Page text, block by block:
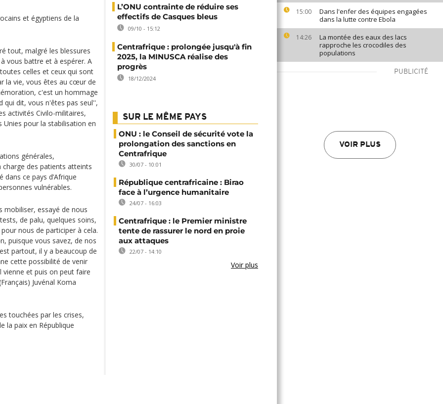
15:00
Dans l'enfer des équipes engagées
dans la lutte contre Ebola
14:26
La montée des eaux des lacs
rapproche les crocodiles des
populations
PUBLICITÉ
VOIR PLUS
et égyptiens de la
tout, malgré les blessures
vous battre et à espérer. A
celles et ceux qui sont
la vie, vous êtes au cœur de
c'est un hommage
qui dit, vous n'êtes pas seul'',
activités Civilo-militaires,
pour la stabilisation en
générales,
des patients atteints
dans ce pays d’Afrique
vulnérables.
mobiliser, essayé de nous
de palu, quelques soins,
nous de participer à cela.
puisque vous savez, de nos
partout, il y a beaucoup de
cette possibilité de venir
et puis on peut faire
Juvénal Koma
touchées par les crises,
la paix en République
L’ONU contrainte de réduire ses
effectifs de Casques bleus
09/10 - 15:12
Centrafrique : prolongée jusqu'à fin
2025, la MINUSCA réalise des
progrès
18/12/2024
SUR LE MÊME PAYS
ONU : le Conseil de sécurité vote la
prolongation des sanctions en
Centrafrique
30/07 - 10:01
République centrafricaine : Birao
face à l’urgence humanitaire
24/07 - 16:03
Centrafrique : le Premier ministre
tente de rassurer le nord en proie
aux attaques
22/07 - 14:10
Voir plus